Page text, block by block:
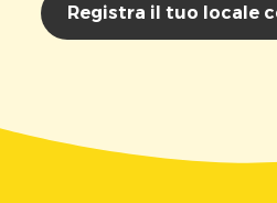
Registra il tuo locale